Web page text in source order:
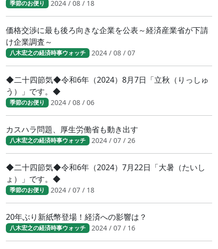
季節のお便り 2024 / 08 / 18
価格交渉に最も後ろ向きな企業を公表～経済産業省が下請
け企業調査～
八木宏之の経済時事ウォッチ 2024 / 08 / 07
◆二十四節気◆令和6年（2024）8月7日「立秋（りっしゅ
う）」です。◆
季節のお便り 2024 / 08 / 06
カスハラ問題、厚生労働省も動き出す
八木宏之の経済時事ウォッチ 2024 / 07 / 26
◆二十四節気◆令和6年（2024）7月22日「大暑（たいし
ょ）」です。◆
季節のお便り 2024 / 07 / 18
20年ぶり新紙幣登場！経済への影響は？
八木宏之の経済時事ウォッチ 2024 / 07 / 16